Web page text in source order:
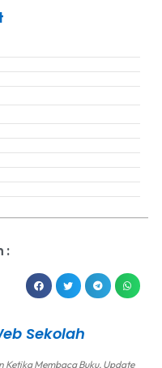
:
Sekolah
Membaca Buku, Update